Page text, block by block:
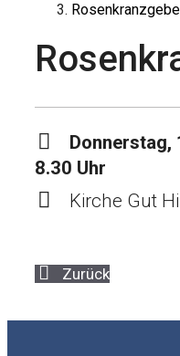
Donnerstag,
8.30 Uhr
Kirche Gut
Zurück